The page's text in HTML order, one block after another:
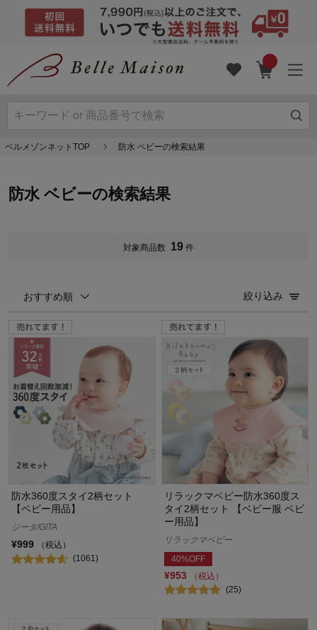
ベルメゾンネットTOP 防水 ベビーの検索結果
防水 ベビーの検索結果
対象商品数 19 件
おすすめ順 絞り込み
防水360度スタイ2柄セット
【ベビー用品】
ジータ/GITA
¥999
（税込）
(1061)
リラックマベビー防水360度ス
タイ2柄セット 【ベビー服 ベビ
ー用品】
リラックマベビー
40%OFF
¥953
（税込）
(25)